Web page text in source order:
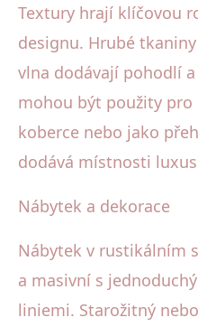
Textury hrají klíčovou
designu. Hrubé
vlna dodávají pohodlí
mohou být použity
koberce nebo jako
dodává místnosti
Nábytek a dekorace
Nábytek v rustikálním
a masivní s
liniemi. Starožitný